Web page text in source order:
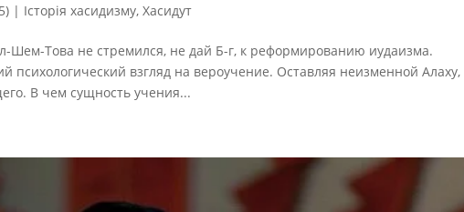
| Історія хасидизму,Хасидут
Шем-Това не стремился, не дай Б-г, к реформированию иудаизма.
психологический взгляд на вероучение. Оставляя неизменной
В чем сущность учения...